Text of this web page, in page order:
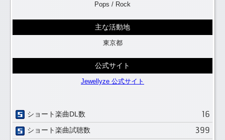
Pops / Rock
主な活動地
東京都
公式サイト
Jewellyze 公式サイト
ショート楽曲DL数 16
ショート楽曲試聴数 399